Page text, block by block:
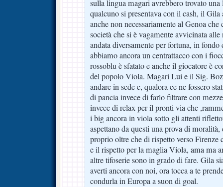
sulla lingua magari avrebbero trovato
qualcuno si presentava con il cash, il Gila
anche non necessariamente al Genoa che
società che si è vagamente avvicinata
andata diversamente per fortuna, in
abbiamo ancora un centrattacco con i
rossoblu è sfatato e anche il giocatore è
del popolo Viola. Magari Lui e il Sig.
andare in sede e, qualora ce ne fossero
di pancia invece di farlo filtrare con
invece di relax per il pronti via che
i big ancora in viola sotto gli attenti
aspettano da questi una prova di
proprio oltre che di rispetto verso Firenze
e il rispetto per la maglia Viola, ama ma
altre tifoserie sono in grado di fare. Gila
averti ancora con noi, ora tocca a te
condurla in Europa a suon di goal.